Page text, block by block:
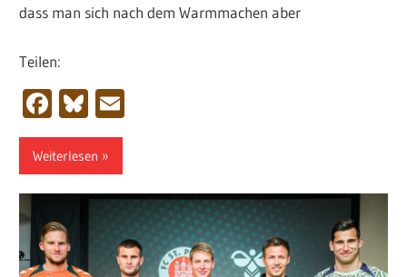
dass man sich nach dem Warmmachen aber
Teilen:
Facebook
Bluesky
Weiterlesen